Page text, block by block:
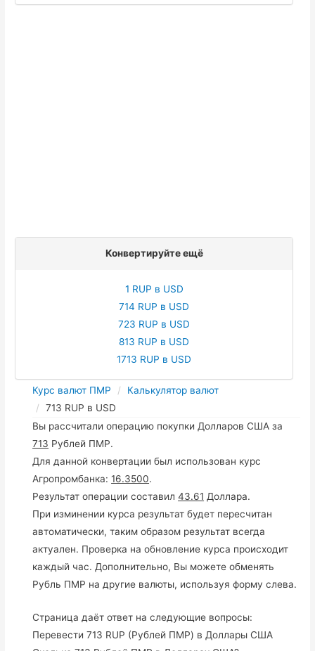
Конвертируйте ещё
1 RUP в USD
714 RUP в USD
723 RUP в USD
813 RUP в USD
1713 RUP в USD
Курс валют ПМР
Калькулятор валют
713 RUP в USD
Вы рассчитали операцию покупки Долларов США за
713 Рублей ПМР.
Для данной конвертации был использован курс
Агропромбанка:16.3500.
Результат операции составил43.61 Доллара.
При изминении курса результат будет пересчитан
автоматически, таким образом результат всегда
актуален. Проверка на обновление курса происходит
каждый час. Дополнительно, Вы можете обменять
Рубль ПМР на другие валюты, используя форму слева.
Страница даёт ответ на следующие вопросы:
Перевести 713 RUP (Рублей ПМР) в Доллары США